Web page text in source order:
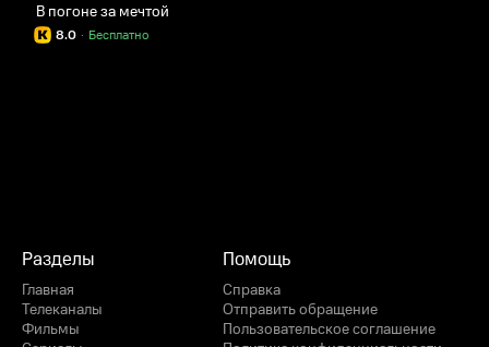
В погоне за мечтой
8.0 Бесплатно
·
Разделы
Главная
Телеканалы
Фильмы
Помощь
Справка
Отправить обращение
Пользовательское соглашение